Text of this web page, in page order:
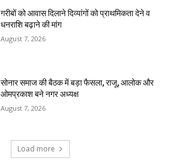
गरीबों को आवास दिलाने दिव्यांगों को प्राथमिकता देने व
धनराशि बढ़ाने की मांग
August 7, 2026
सोनार समाज की बैठक में बड़ा फैसला, राजू, आलोक और
ओमप्रकाश बने नगर अध्यक्ष
August 7, 2026
Load more